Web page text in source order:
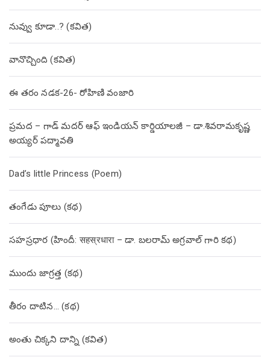
నువ్వు కూడా..? (కవిత)
వానొచ్చింది (కవిత)
ఈ తరం నడక-26- రోహిణి వంజారి
ప్రమద – గాడ్ మదర్ ఆఫ్ ఇండియన్ కార్డియాలజీ – డా.శివరామకృష్ణ
అయ్యర్ పద్మావతి
Dad’s little Princess (Poem)
తంగేడు పూలు (క‌థ‌)
సహస్రధార (హిందీ: सहस्रधारा – డా. బలరామ్ అగ్రవాల్ గారి కథ)
ముందు జాగ్రత్త (క‌థ‌)
తీరం దాటిన… (క‌థ‌)
అంతు చిక్కని దాన్ని (కవిత)